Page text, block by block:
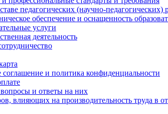
педагогических (научно-педагогических)
обеспечение и оснащенность
услуги
деятельность
соглашение и политика конфиденциальности
и ответы на них
влияющих на производительность труда в